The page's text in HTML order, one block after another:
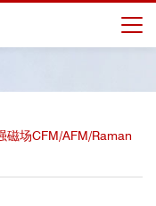
磁场CFM/AFM/Raman